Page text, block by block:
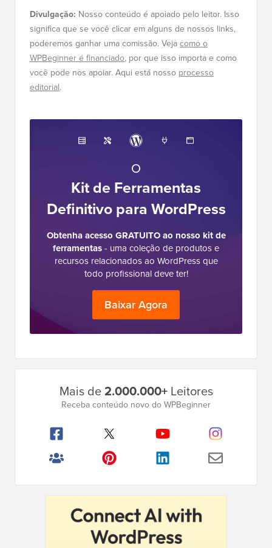
Divulgação: Nosso conteúdo é apoiado pelo leitor. Isso
significa que se você clicar em alguns de nossos links,
poderemos ganhar uma comissão. Vejacomo o
WPBeginner é financiado, por que isso importa e como
você pode nos apoiar. Aqui está nosso processo
editorial.
O
Kit de Ferramentas
Definitivo para WordPress
Obtenha acesso GRATUITO ao nosso kit de
ferramentas- uma coleção de produtos e
recursos relacionados ao WordPress que
todo profissional deve ter!
Baixar Agora
Mais de2.000.000+Leitores
Receba conteúdo novo do WPBeginner